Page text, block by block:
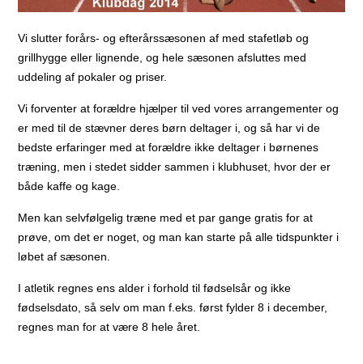
Vi slutter forårs- og efterårssæsonen af med stafetløb og
grillhygge eller lignende, og hele sæsonen afsluttes med
uddeling af pokaler og priser.
Vi forventer at forældre hjælper til ved vores arrangementer og
er med til de stævner deres børn deltager i, og så har vi de
bedste erfaringer med at forældre ikke deltager i børnenes
træning, men i stedet sidder sammen i klubhuset, hvor der er
både kaffe og kage.
Men kan selvfølgelig træne med et par gange gratis for at
prøve, om det er noget, og man kan starte på alle tidspunkter i
løbet af sæsonen.
I atletik regnes ens alder i forhold til fødselsår og ikke
fødselsdato, så selv om man f.eks. først fylder 8 i december,
regnes man for at være 8 hele året.